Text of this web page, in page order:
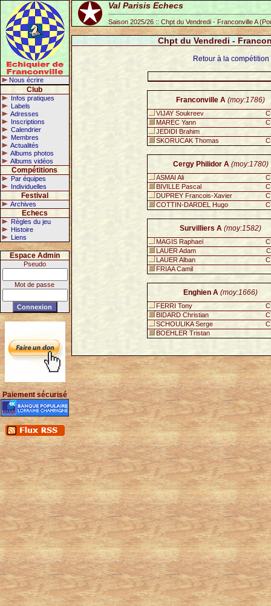
Nous écrire
Club
Infos pratiques
Labels
Adresses
Inscriptions
Calendrier
Membres
Actualités
Albums photos
Albums vidéos
Compétitions
Par équipes
Individuelles
Festival
Archives
Echecs
Règles du jeu
Histoire
Liens
Espace Admin
Pseudo
Mot de passe
Paiement sécurisé
Val Parisis Echecs
Saison 2025/26 :: Chpt du Vendredi - Franconville A
Chpt du Vendredi -
Retour à la
Franconville A (moy:1786)
VIJAY Soukreev
MAREC Yann
JEDIDI Brahim
SKORUCAK Thomas
Cergy Philidor A (moy:1780)
ASMAI Ali
BIVILLE Pascal
DUPREY Francois-Xavier
COTTIN-DARDEL Hugo
Survilliers A (moy:1582)
MAGIS Raphael
LAUER Adam
LAUER Alban
FRIAA Camil
Enghien A (moy:1666)
FERRI Tony
BIDARD Christian
SCHOULIKA Serge
BOEHLER Tristan